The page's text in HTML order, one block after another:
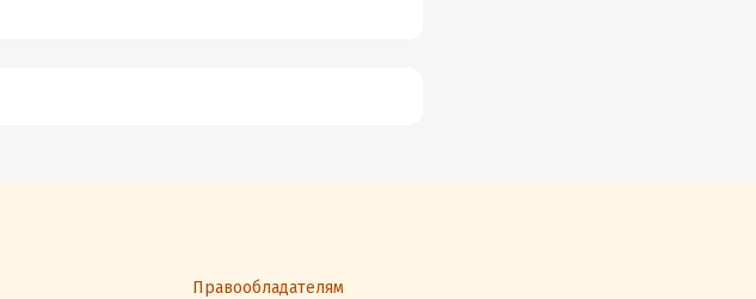
Правообладателям